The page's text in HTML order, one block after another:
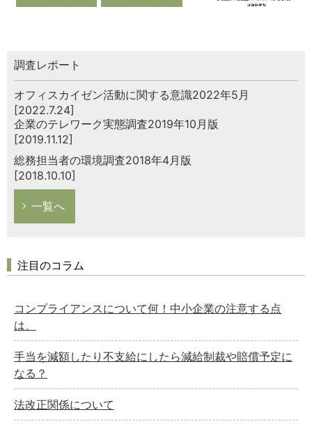
調査レポート
オフィスカイゼン活動に関する意識2022年5月
[2022.7.24]
企業のテレワーク実態調査2019年10月版
[2019.11.12]
総務担当者の環境調査2018年4月版
[2018.10.10]
一覧へ
注目のコラム
コンプライアンスについて何！中小企業の注意する点
は、
手当を減額したり不支給にしたら減給制裁や賠償予定に
なる？
法改正関係について